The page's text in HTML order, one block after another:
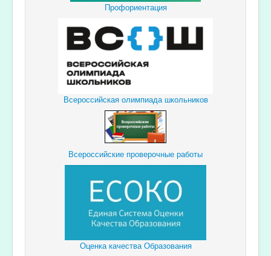
Профориентация
Всероссийская олимпиада школьников
Всероссийские проверочные работы
Оценка качества Образования